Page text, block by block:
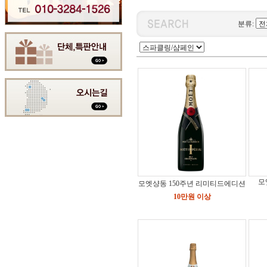
분류:
모엣샹동 150주년 리미티드에디션
10만원 이상